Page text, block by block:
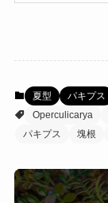
夏型
パキプス
Operculicarya
パキプス
塊根